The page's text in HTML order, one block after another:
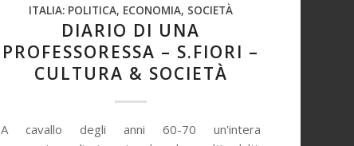
ITALIA: POLITICA, ECONOMIA, SOCIETÀ
DIARIO DI UNA
PROFESSORESSA – S.FIORI –
CULTURA & SOCIETÀ
A cavallo degli anni 60-70 un'intera